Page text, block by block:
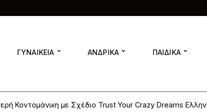
ΓΥΝΑΙΚΕΙΑ ΑΝΔΡΙΚΑ ΠΑΙΔΙΚΑ
Κοντομάνικη με Σχέδιο Trust Your Crazy Dreams